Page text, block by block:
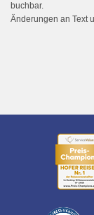
buchbar.
Änderungen an Text